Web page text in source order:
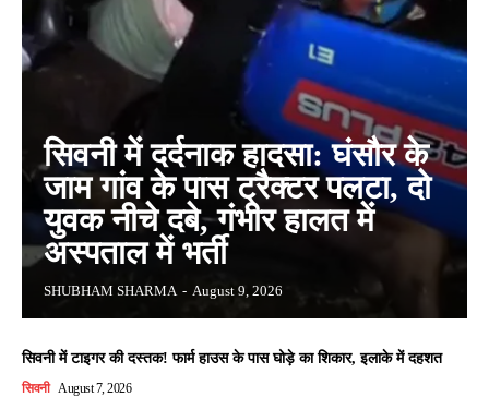
सिवनी में दर्दनाक हादसा: घंसौर के
जाम गांव के पास ट्रैक्टर पलटा, दो
युवक नीचे दबे, गंभीर हालत में
अस्पताल में भर्ती
SHUBHAM SHARMA - August 9, 2026
सिवनी में टाइगर की दस्तक! फार्म हाउस के पास घोड़े का शिकार, इलाके में दहशत
सिवनी August 7, 2026